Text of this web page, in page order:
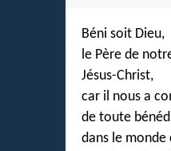
Béni soit Dieu,
le Père de
Jésus-Christ,
car il nous a
de toute
dans le monde